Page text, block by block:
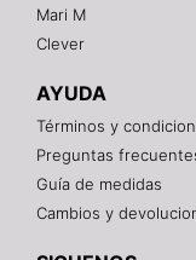
Mari M
Clever
AYUDA
Términos y
Preguntas
Guía de medidas
Cambios y
pagos.
Recuerda: 10%
Contáctanos por
WhatsApp
Instagram